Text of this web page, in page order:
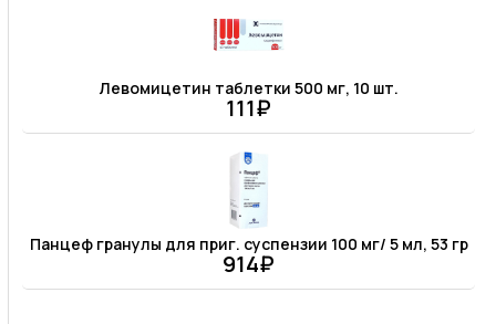
Левомицетин таблетки 500 мг, 10 шт.
111₽
Панцеф гранулы для приг. суспензии 100 мг/ 5 мл, 53 гр
914₽